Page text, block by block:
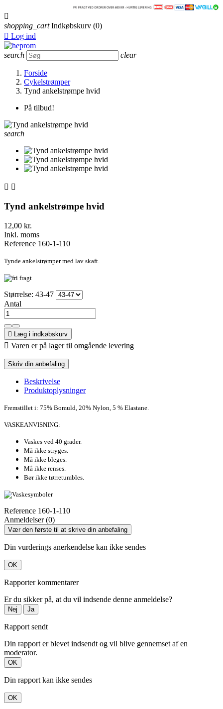

shopping_cart Indkøbskurv (0)
 Log ind
search clear
Forside
Cykelstrømper
Tynd ankelstrømpe hvid
På tilbud!
search
 
Tynd ankelstrømpe hvid
12,00 kr.
Inkl. moms
Reference 160-1-110
Tynde ankelstrømper med lav skaft.
Størrelse: 43-47
Antal
 Læg i indkøbskurv
 Varen er på lager til omgående levering
Skriv din anbefaling
Beskrivelse
Produktoplysninger
Fremstillet i: 75% Bomuld, 20% Nylon, 5 % Elastane.
VASKEANVISNING:
Vaskes ved 40 grader.
Må ikke stryges.
Må ikke bleges.
Må ikke renses.
Bør ikke tørretumbles.
Reference 160-1-110
Anmeldelser (0)
Vær den første til at skrive din anbefaling
Din vurderings anerkendelse kan ikke sendes
OK
Rapporter kommentarer
Er du sikker på, at du vil indsende denne anmeldelse?
Nej Ja
Rapport sendt
Din rapport er blevet indsendt og vil blive gennemset af en
moderator.
OK
Din rapport kan ikke sendes
OK